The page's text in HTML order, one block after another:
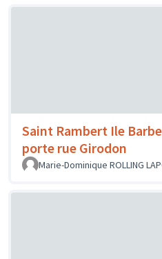
Saint Rambert Ile
porte rue Girodon
Marie-Dominique ROLLING